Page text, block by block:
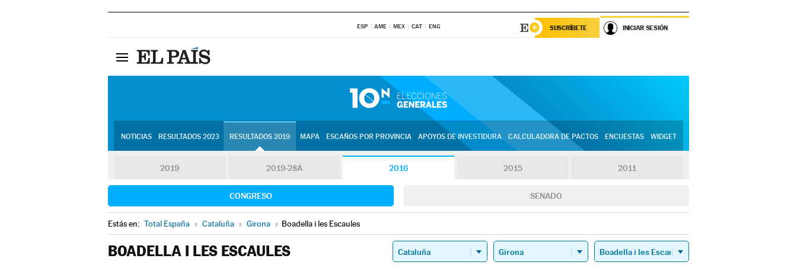
ESP AME MEX CAT ENG SUSCRÍBETE INICIAR SESIÓN
NOTICIAS RESULTADOS 2023 RESULTADOS 2019 MAPA ESCAÑOS POR PROVINCIA APOYOS DE INVESTIDURA CALCULADORA DE PACTOS ENCUESTAS WIDGET
2019 2019-28A 2016 2015 2011
CONGRESO SENADO
Estás en: Total España » Cataluña » Girona » Boadella i les Escaules
BOADELLA I LES ESCAULES